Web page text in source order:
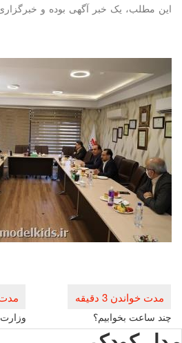
این مطلب، یک خبر آگهی بوده و
راهبری
نوشته
چند ساعت بخوابیم؟